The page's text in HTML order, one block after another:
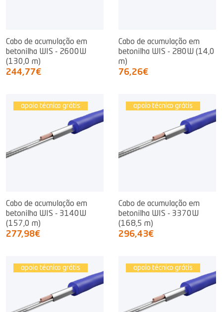
Cabo de acumulação em
betonilha WIS - 2600W
(130,0 m)
244,77€
Cabo de acumulação em
betonilha WIS - 280W (14,0
m)
76,26€
apoio técnico grátis
Cabo de acumulação em
betonilha WIS - 3140W
(157,0 m)
277,98€
apoio técnico grátis
Cabo de acumulação em
betonilha WIS - 3370W
(168,5 m)
296,43€
apoio técnico grátis apoio técnico grátis